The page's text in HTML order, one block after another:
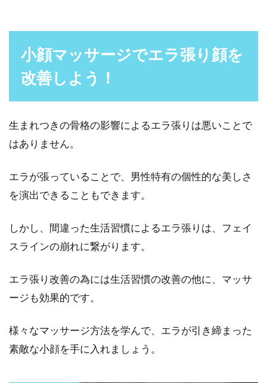
小顔マッサージでエラ張り顔を
改善しよう！
生まれつきの骨格の影響によるエラ張りは悪いことで
はありません。
エラが張っていることで、男性特有の個性的な美しさ
を演出できることもできます。
しかし、間違った生活習慣によるエラ張りは、フェイ
スラインの崩れに繋がります。
エラ張り改善の為には生活習慣の改善の他に、マッサ
ージも効果的です。
様々なマッサージ方法を学んで、エラが引き締まった
素敵な小顔を手に入れましょう。